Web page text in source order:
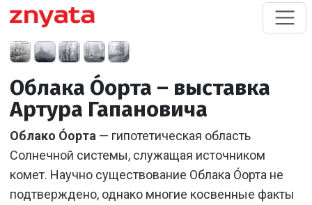
Облака О́орта – выставка
Артура Гапановича
Облако О́орта — гипотетическая область
Солнечной системы, служащая источником
комет. Научно существование Облака О́орта не
подтверждено, однако многие косвенные факты